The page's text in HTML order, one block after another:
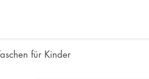
für Kinder